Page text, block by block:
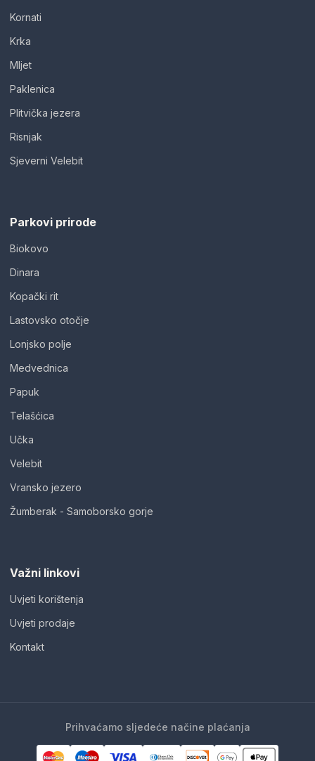
Kornati
Krka
Mljet
Paklenica
Plitvička jezera
Risnjak
Sjeverni Velebit
Parkovi prirode
Biokovo
Dinara
Kopački rit
Lastovsko otočje
Lonjsko polje
Medvednica
Papuk
Telašćica
Učka
Velebit
Vransko jezero
Žumberak - Samoborsko gorje
Važni linkovi
Uvjeti korištenja
Uvjeti prodaje
Kontakt
Prihvaćamo sljedeće načine plaćanja